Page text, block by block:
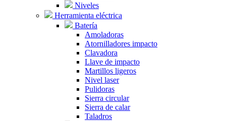
Niveles
Herramienta eléctrica
Batería
Amoladoras
Atornilladores impacto
Clavadora
Llave de impacto
Martillos ligeros
Nivel laser
Pulidoras
Sierra circular
Sierra de calar
Taladros